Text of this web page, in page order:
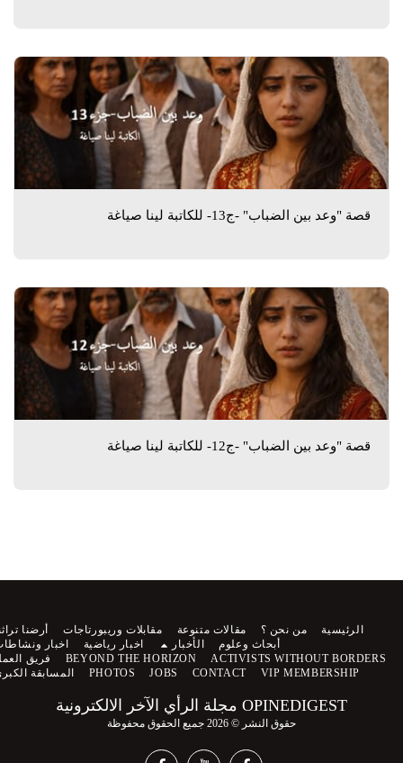
قصة "وعد بين الضباب" -ج13- للكاتبة لينا صياغة
قصة "وعد بين الضباب" -ج12- للكاتبة لينا صياغة
OPINEDIGEST مجلة الرأي الآخر الالكترونية
حقوق النشر © 2026 جميع الحقوق محفوظة
الرئيسية من نحن ؟ مقالات متنوعة مقابلات وريبورتاجات
أرضنا تراثنا
أبحاث وعلوم
الأخبار اخبار رياضية
اخبار ونشاطات
ACTIVISTS WITHOUT BORDERS
BEYOND THE HORIZON
فريق العمل
VIP MEMBERSHIP
CONTACT
JOBS
PHOTOS المسابقة الكبرى